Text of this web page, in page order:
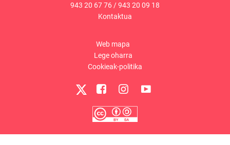
943 20 67 76 /943 20 09 18
Kontaktua
Web mapa
Lege oharra
Cookieak-politika